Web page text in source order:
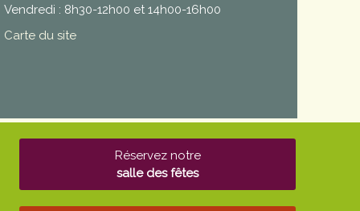
Vendredi : 8h30-12h00 et 14h00-16h00
Carte du site
Réservez notre
salle des fêtes